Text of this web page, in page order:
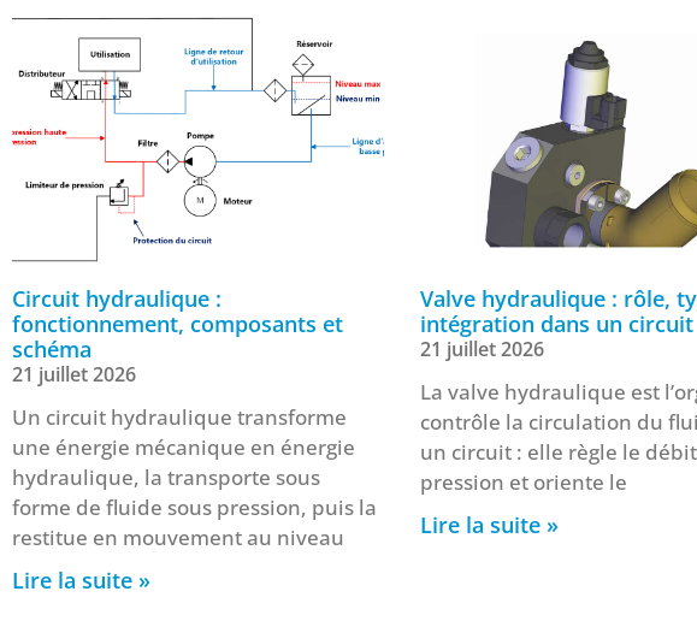
Circuit hydraulique :
fonctionnement, composants et
schéma
21 juillet 2026
Un circuit hydraulique transforme
une énergie mécanique en énergie
hydraulique, la transporte sous
forme de fluide sous pression, puis la
restitue en mouvement au niveau
Lire la suite »
Valve hydraulique : rôle,
intégration dans un circuit
21 juillet 2026
La valve hydraulique est
contrôle la circulation du
un circuit : elle règle le
pression et oriente le
Lire la suite »